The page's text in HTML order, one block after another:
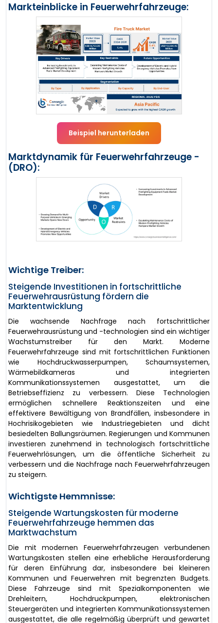
Markteinblicke in Feuerwehrfahrzeuge:
Beispiel herunterladen
Marktdynamik für Feuerwehrfahrzeuge -
(DRO):
Wichtige Treiber:
Steigende Investitionen in fortschrittliche
Feuerwehrausrüstung fördern die
Marktentwicklung
Die wachsende Nachfrage nach fortschrittlicher
Feuerwehrausrüstung und -technologien sind ein wichtiger
Wachstumstreiber für den Markt. Moderne
Feuerwehrfahrzeuge sind mit fortschrittlichen Funktionen
wie Hochdruckwasserpumpen, Schaumsystemen,
Wärmebildkameras und integrierten
Kommunikationssystemen ausgestattet, um die
Betriebseffizienz zu verbessern. Diese Technologien
ermöglichen schnellere Reaktionszeiten und eine
effektivere Bewältigung von Brandfällen, insbesondere in
Hochrisikogebieten wie Industriegebieten und dicht
besiedelten Ballungsräumen. Regierungen und Kommunen
investieren zunehmend in technologisch fortschrittliche
Feuerwehrlösungen, um die öffentliche Sicherheit zu
verbessern und die Nachfrage nach Feuerwehrfahrzeugen
zu steigern.
Wichtigste Hemmnisse:
Steigende Wartungskosten für moderne
Feuerwehrfahrzeuge hemmen das
Marktwachstum
Die mit modernen Feuerwehrfahrzeugen verbundenen
Wartungskosten stellen eine erhebliche Herausforderung
für deren Einführung dar, insbesondere bei kleineren
Kommunen und Feuerwehren mit begrenzten Budgets.
Diese Fahrzeuge sind mit Spezialkomponenten wie
Drehleitern, Hochdruckpumpen, elektronischen
Steuergeräten und integrierten Kommunikationssystemen
ausgestattet, die alle regelmäßig überprüft und gewartet